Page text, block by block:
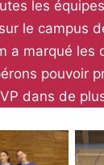
les
le campus
a marqué les
pouvoir
dans de